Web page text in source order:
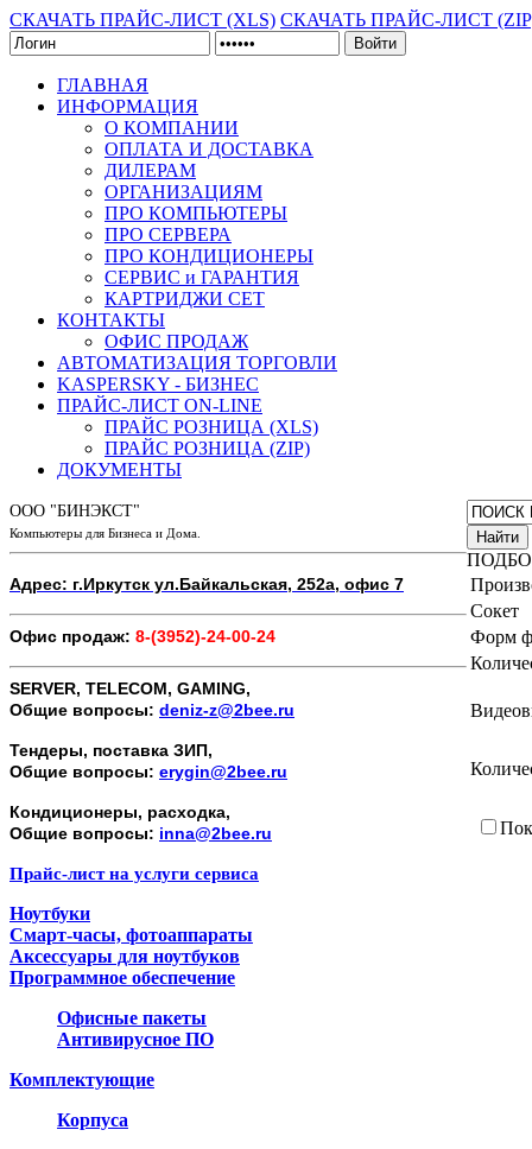
СКАЧАТЬ ПРАЙС-ЛИСТ (XLS) СКАЧАТЬ ПРАЙС-ЛИСТ
Войти
ГЛАВНАЯ
ИНФОРМАЦИЯ
О КОМПАНИИ
ОПЛАТА И ДОСТАВКА
ДИЛЕРАМ
ОРГАНИЗАЦИЯМ
ПРО КОМПЬЮТЕРЫ
ПРО СЕРВЕРА
ПРО КОНДИЦИОНЕРЫ
СЕРВИС и ГАРАНТИЯ
КАРТРИДЖИ CET
КОНТАКТЫ
ОФИС ПРОДАЖ
АВТОМАТИЗАЦИЯ ТОРГОВЛИ
KASPERSKY - БИЗНЕС
ПРАЙС-ЛИСТ ON-LINE
ПРАЙС РОЗНИЦА (XLS)
ПРАЙС РОЗНИЦА (ZIP)
ДОКУМЕНТЫ
ООО "БИНЭКСТ"
Компьютеры для Бизнеса и Дома.
Адрес: г.Иркутск ул.Байкальская, 252а, офис 7
Офис продаж: 8-(3952)-24-00-24
SERVER, TELECOM, GAMING,
Общие вопросы: deniz-z@2bee.ru
Тендеры, поставка ЗИП,
Общие вопросы: erygin@2bee.ru
Кондиционеры, расходка,
Общие вопросы: inna@2bee.ru
Прайс-лист на услуги сервиса
Ноутбуки
Смарт-часы, фотоаппараты
Аксессуары для ноутбуков
Программное обеспечение
Офисные пакеты
Антивирусное ПО
Комплектующие
Корпуса
Найти
Сокет
Форм